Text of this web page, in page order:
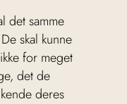
det samme
skal kunne
for meget
det de
deres